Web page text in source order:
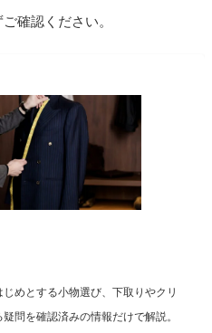
確認ください。
めとする小物選び、下取りやクリ
問を確認済みの情報だけで解説。